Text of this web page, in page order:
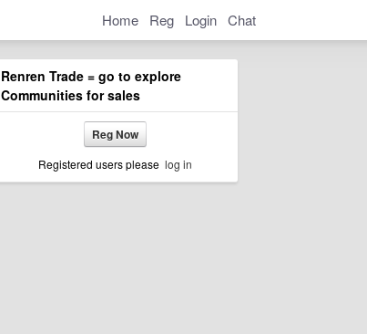
Home Reg Login Chat
Renren Trade = go to explore
Communities for sales
Reg Now
Registered users please log in